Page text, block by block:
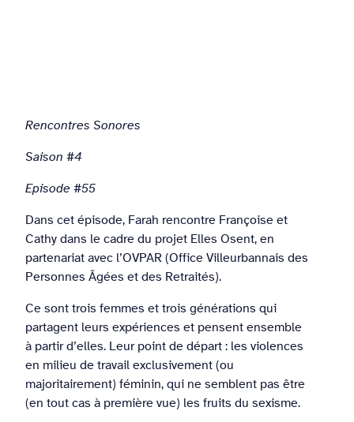
Rencontres Sonores
Saison #4
Episode #55
Dans cet épisode, Farah rencontre Françoise et
Cathy dans le cadre du projet Elles Osent, en
partenariat avec l’OVPAR (Office Villeurbannais des
Personnes Âgées et des Retraités).
Ce sont trois femmes et trois générations qui
partagent leurs expériences et pensent ensemble
à partir d’elles. Leur point de départ : les violences
en milieu de travail exclusivement (ou
majoritairement) féminin, qui ne semblent pas être
(en tout cas à première vue) les fruits du sexisme.